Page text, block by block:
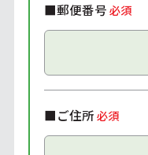
■郵便番号必須
■ご住所必須